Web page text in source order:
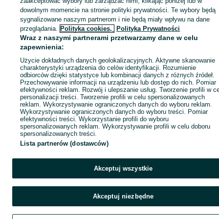
ID:1064249207 Wyświetlenia:
Zadzwoń / SMS
dowolnym momencie na stronie polityki prywatności. Te wybory będą
sygnalizowane naszym partnerom i nie będą miały wpływu na dane
przeglądania. Polityka cookies, Polityka Prywatności
Wraz z naszymi partnerami przetwarzamy dane w celu
zapewnienia:
Użycie dokładnych danych geolokalizacyjnych. Aktywne skanowanie
charakterystyki urządzenia do celów identyfikacji. Rozumienie
odbiorców dzięki statystyce lub kombinacji danych z różnych źródeł.
Przechowywanie informacji na urządzeniu lub dostęp do nich. Pomiar
efektywności reklam. Rozwój i ulepszanie usług. Tworzenie profili w
personalizacji treści. Tworzenie profili w celu spersonalizowanych
reklam. Wykorzystywanie ograniczonych danych do wyboru reklam.
Wykorzystywanie ograniczonych danych do wyboru treści. Pomiar
efektywności treści. Wykorzystanie profili do wyboru
spersonalizowanych reklam. Wykorzystywanie profili w celu doboru
spersonalizowanych treści.
Lista partnerów (dostawców)
Akceptuj wszystkie
Akceptuj niezbędne